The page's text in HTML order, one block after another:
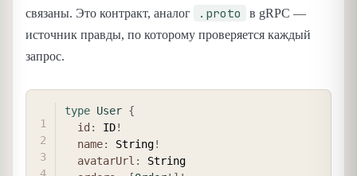
связаны. Это контракт, аналог
.proto
в gRPC —
источник правды, по которому проверяется каждый
запрос.
type User {
id : ID!
name: String!
avatarUrl :
String